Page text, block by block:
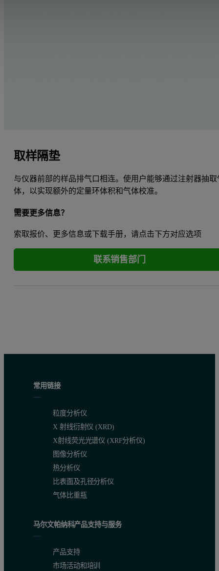
取样隔垫
与仪器前部的样品排气口相连。使用户能够通过注射器抽取
体，以实现额外的定量环体积和气体校准。
需要更多信息？
索取报价、更多信息或下载手册，请点击下方对应选项
联系销售部门
常用链接
粒度分析仪
X 射线衍射仪 (XRD)
X射线荧光光谱仪 (XRF分析仪)
图像分析仪
热分析仪
比表面及孔径分析仪
气体比重瓶
马尔文帕纳科产品支持与服务
产品支持
市场活动和培训